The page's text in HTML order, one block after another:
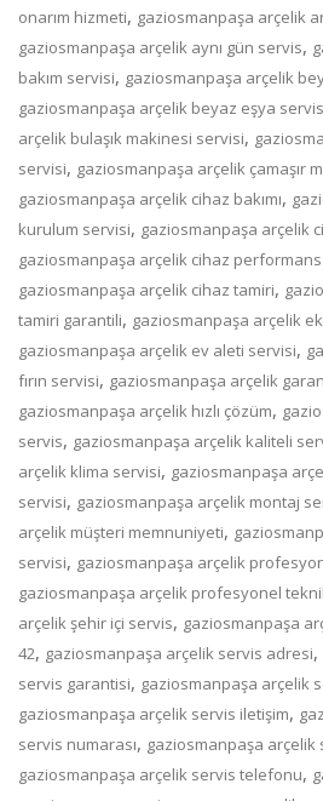
onarım hizmeti, gaziosmanpaşa arçelik
gaziosmanpaşa arçelik aynı gün servis,
bakım servisi, gaziosmanpaşa arçelik
gaziosmanpaşa arçelik beyaz eşya
arçelik bulaşık makinesi servisi,
servisi, gaziosmanpaşa arçelik çamaşır
gaziosmanpaşa arçelik cihaz bakımı,
kurulum servisi, gaziosmanpaşa arçelik
gaziosmanpaşa arçelik cihaz performans
gaziosmanpaşa arçelik cihaz tamiri,
tamiri garantili, gaziosmanpaşa arçelik
gaziosmanpaşa arçelik ev aleti servisi,
fırın servisi, gaziosmanpaşa arçelik
gaziosmanpaşa arçelik hızlı çözüm,
servis, gaziosmanpaşa arçelik kaliteli
arçelik klima servisi, gaziosmanpaşa
servisi, gaziosmanpaşa arçelik montaj
arçelik müşteri memnuniyeti,
servisi, gaziosmanpaşa arçelik
gaziosmanpaşa arçelik profesyonel
arçelik şehir içi servis, gaziosmanpaşa
42, gaziosmanpaşa arçelik servis adresi,
servis garantisi, gaziosmanpaşa arçelik
gaziosmanpaşa arçelik servis iletişim,
servis numarası, gaziosmanpaşa
gaziosmanpaşa arçelik servis telefonu,